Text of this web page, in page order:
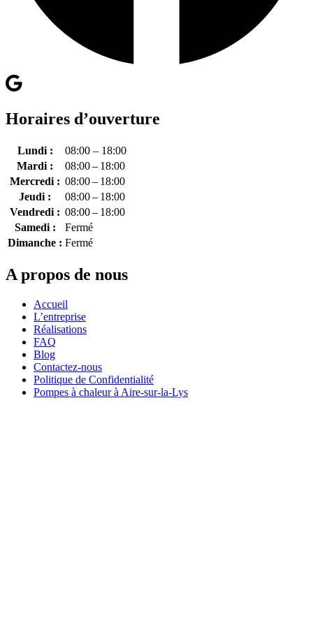
Horaires d’ouverture
Lundi :
08:00 – 18:00
Mardi :
08:00 – 18:00
Mercredi : 08:00 – 18:00
Jeudi :
08:00 – 18:00
Vendredi : 08:00 – 18:00
Samedi :
Fermé
Dimanche : Fermé
A propos de nous
Accueil
L’entreprise
Réalisations
FAQ
Blog
Contactez-nous
Politique de Confidentialité
Pompes à chaleur à Aire-sur-la-Lys